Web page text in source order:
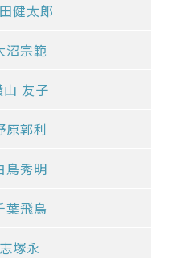
健太郎
宗範
友子
郭利
秀明
飛鳥
塚永